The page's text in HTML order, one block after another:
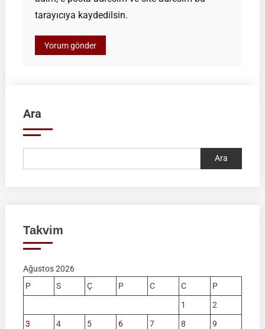
tarayıcıya kaydedilsin.
Ara
Ara
Takvim
Ağustos 2026
P
S Ç P C C
P
1
2
3
4 5 6 7 8
9